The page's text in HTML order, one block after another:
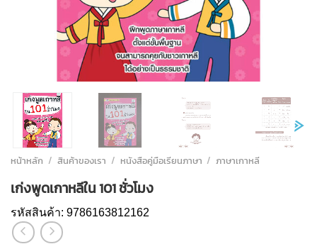
หน้าหลัก / สินค้าของเรา / หนังสือคู่มือเรียนภาษา / ภาษาเกาหลี
เก่งพูดเกาหลีใน 101 ชั่วโมง
รหัสสินค้า: 9786163812162